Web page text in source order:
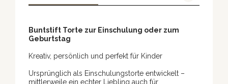
Buntstift Torte zur Einschulung oder zum
Geburtstag
Kreativ, persönlich und perfekt für Kinder
Ursprünglich als Einschulungstorte entwickelt –
mittlerweile ein echter Liebling auch für